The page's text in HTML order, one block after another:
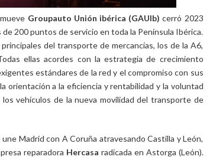
Groupauto Unión ibérica (GAUIb) cerró 2023
200 puntos de servicio en toda la Península Ibérica.
del transporte de mercancías, los de la A6,
ellas acordes con la estrategia de crecimiento
estándares de la red y el compromiso con sus
orientación a la eficiencia y rentabilidad y la voluntad
vehículos de la nueva movilidad del transporte de
Madrid con A Coruña atravesando Castilla y León,
reparadora Hercasa radicada en Astorga (León).